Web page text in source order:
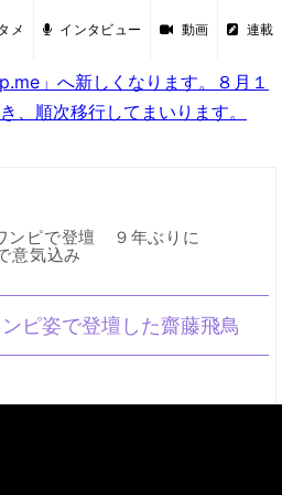
メ インタビュー 動画 連載
」へ新しくなります。８月１
、順次移行してまいります。
ンピで登壇 ９年ぶりに
意気込み
ピ姿で登壇した齋藤飛鳥